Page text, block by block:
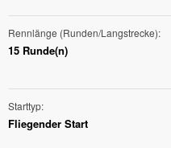
Rennlänge (Runden/Langstrecke)
15 Runde(n)
Starttyp
Fliegender Start